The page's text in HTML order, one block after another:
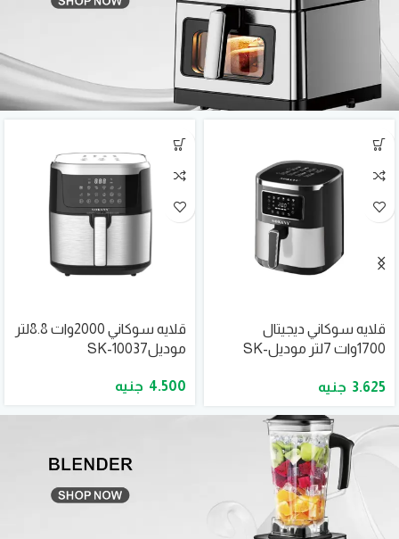
قلايه سوكاني ديجيتال
1700وات 7لتر موديلSK-
3.625
قلايه سوكاني 2000وات 8.8لتر
موديلSK-10037
4.500